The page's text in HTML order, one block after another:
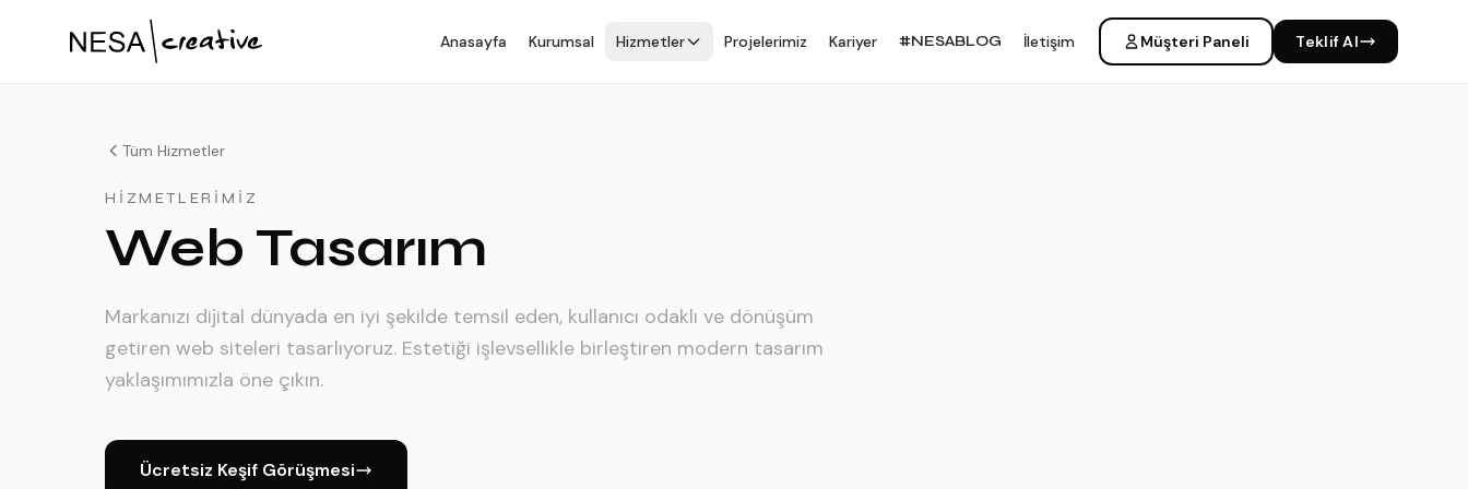
Anasayfa Kurumsal Hizmetler Projelerimiz Kariyer #NESABLOG İletişim Müşteri Paneli Teklif Al
Tüm Hizmetler
HIZMETLERIMIZ
Web Tasarım
Markanızı dijital dünyada en iyi şekilde temsil eden, kullanıcı odaklı ve dönüşüm
getiren web siteleri tasarlıyoruz. Estetiği işlevsellikle birleştiren modern tasarım
yaklaşımımızla öne çıkın.
Ücretsiz Keşif Görüşmesi